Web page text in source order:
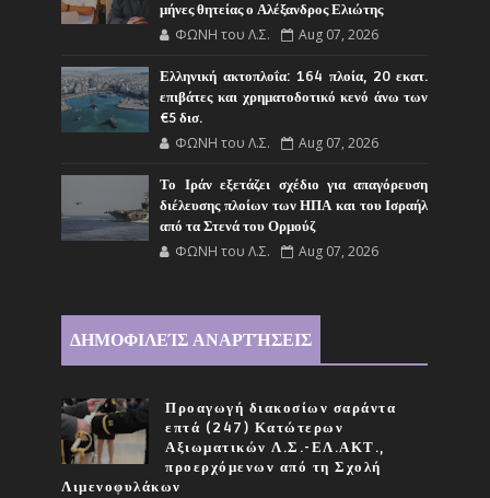
μήνες θητείας ο Αλέξανδρος Ελιώτης
ΦΩΝΗ του Λ.Σ. Aug 07, 2026
Ελληνική ακτοπλοΐα: 164 πλοία, 20 εκατ.
επιβάτες και χρηματοδοτικό κενό άνω των
€5 δισ.
ΦΩΝΗ του Λ.Σ. Aug 07, 2026
Το Ιράν εξετάζει σχέδιο για απαγόρευση
διέλευσης πλοίων των ΗΠΑ και του Ισραήλ
από τα Στενά του Ορμούζ
ΦΩΝΗ του Λ.Σ. Aug 07, 2026
ΔΗΜΟΦΙΛΕΊΣ ΑΝΑΡΤΉΣΕΙΣ
Προαγωγή διακοσίων σαράντα
επτά (247) Κατώτερων
Αξιωματικών Λ.Σ.-ΕΛ.ΑΚΤ.,
προερχόμενων από τη Σχολή
Λιμενοφυλάκων